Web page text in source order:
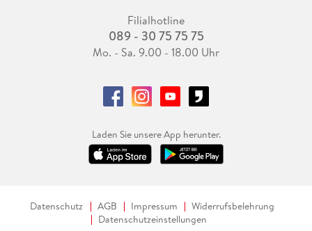
Filialhotline
089 - 30 75 75 75
Mo. - Sa. 9.00 - 18.00 Uhr
Laden Sie unsere App herunter.
Datenschutz AGB Impressum
Widerrufsbelehrung
Datenschutzeinstellungen